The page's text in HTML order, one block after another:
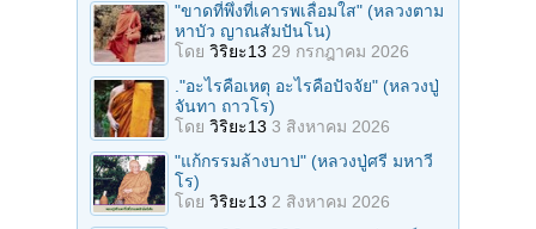
"ขาดที่พึ่งที่เคารพเลื่อมใส" (หลวงตาม
หาบัว ญาณสัมปันโน)
โดย วิริยะ13 29 กรกฎาคม 2026
."อะไรคือเหตุ อะไรคือปัจจัย" (หลวงปู่
จันทา ถาวโร)
โดย วิริยะ13 3 สิงหาคม 2026
"แก้กรรมล้างบาป" (หลวงปู่ศรี มหาวี
โร)
โดย วิริยะ13 2 สิงหาคม 2026